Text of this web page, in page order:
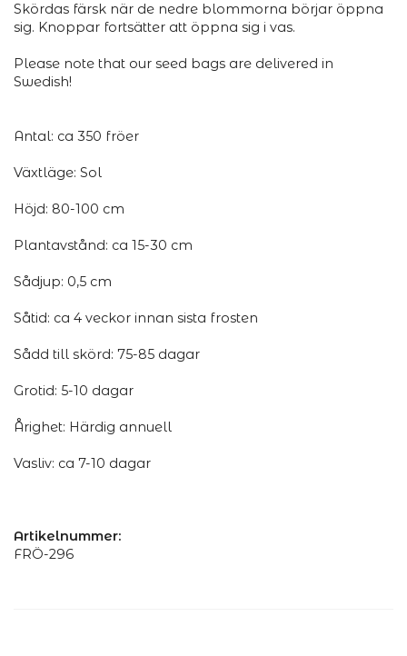
Skördas färsk när de nedre blommorna börjar öppna
sig. Knoppar fortsätter att öppna sig i vas.
Please note that our seed bags are delivered in
Swedish!
Antal: ca 350 fröer
Växtläge: Sol
Höjd: 80-100 cm
Plantavstånd: ca 15-30 cm
Sådjup: 0,5 cm
Såtid: ca 4 veckor innan sista frosten
Sådd till skörd: 75-85 dagar
Grotid: 5-10 dagar
Årighet: Härdig annuell
Vasliv: ca 7-10 dagar
Artikelnummer:
FRÖ-296